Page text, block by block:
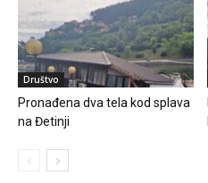
Društvo
Pronađena dva tela kod splava
na Đetinji